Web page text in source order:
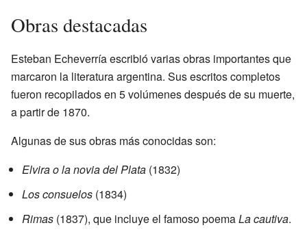
Obras destacadas
Esteban Echeverría escribió varias obras importantes que
marcaron la literatura argentina. Sus escritos completos
fueron recopilados en 5 volúmenes después de su muerte,
a partir de 1870.
Algunas de sus obras más conocidas son:
Elvira o la novia del Plata (1832)
Los consuelos (1834)
Rimas (1837), que incluye el famoso poemaLa cautiva.